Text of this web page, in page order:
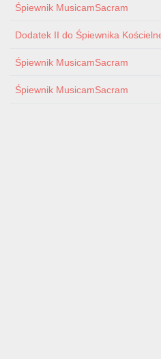
Śpiewnik MusicamSacram
Dodatek II do Śpiewnika
Śpiewnik MusicamSacram
Śpiewnik MusicamSacram